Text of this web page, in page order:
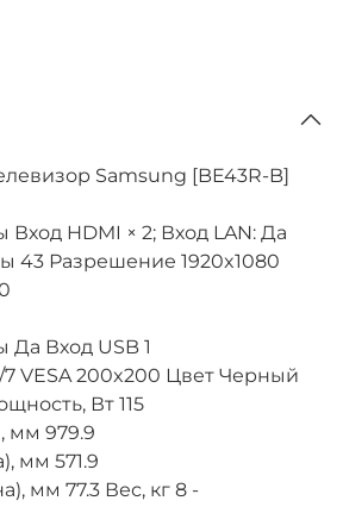
Samsung [BE43R-B]
HDMI × 2; Вход LAN: Да
43 Разрешение 1920x1080
Вход USB 1
VESA 200x200 Цвет Черный
Вт 115
мм 979.9
мм 571.9
мм 77.3 Вес, кг 8 -